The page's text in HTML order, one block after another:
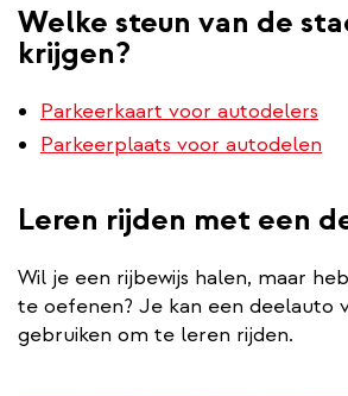
Welke steun van de
krijgen?
Parkeerkaart voor autodelers
Parkeerplaats voor autodelen
Leren rijden met een
Wil je een rijbewijs halen, maar
te oefenen? Je kan een deelauto
gebruiken om te leren rijden.